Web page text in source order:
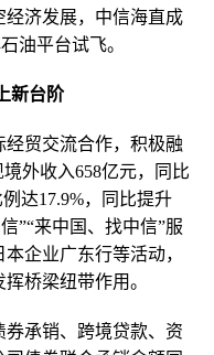
济发展，中信海直成
油平台试飞。
新台阶
贸交流合作，积极融
外收入658亿元，同比
达17.9%，同比提升
”“来中国、找中信”服
企业广东行等活动，
桥梁纽带作用。
承销、跨境贷款、资